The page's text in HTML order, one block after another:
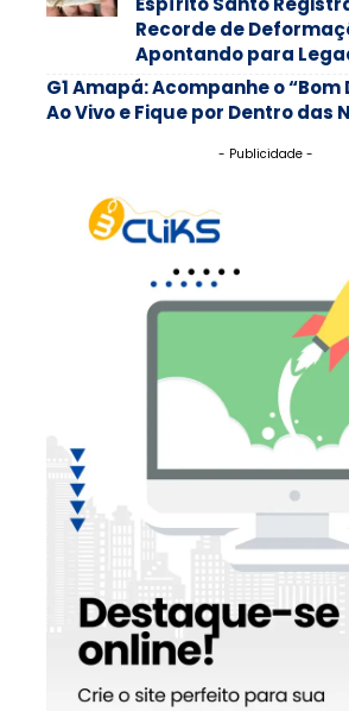
Recorde de
Apontando para
G1 Amapá: Acompanhe o “Bom
Ao Vivo e Fique por Dentro das
- Publicidade -